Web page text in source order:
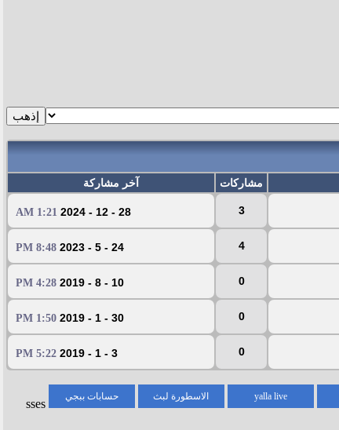
مشاركات آخر مشاركة
3
28 - 12 - 2024
1:21 AM
4
24 - 5 - 2023
8:48 PM
0
10 - 8 - 2019
4:28 PM
0
30 - 1 - 2019
1:50 PM
0
3 - 1 - 2019
5:22 PM
yalla live الاسطورة لبث حسابات ببجي
sses